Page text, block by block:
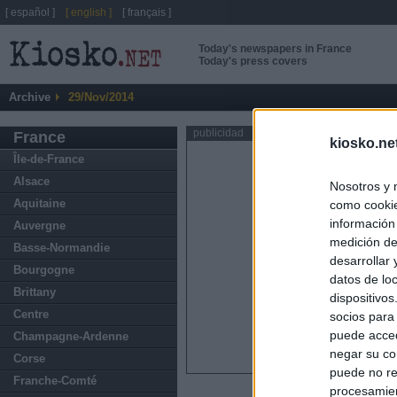
Nosotros y
como
medición
desarrollar
datos de
socios
puede
negar su
puede no
Today's newspapers in France
Today's press covers
Archive 29/Nov/2014
France
Île-de-France
Alsace
Aquitaine
Auvergne
Basse-Normandie
Bourgogne
Brittany
Centre
Champagne-Ardenne
Corse
Franche-Comté
publicidad
[ español ] [ english ] [ français ]